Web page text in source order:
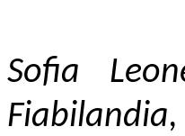
Sofia